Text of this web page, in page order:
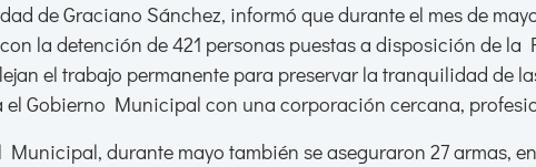
de Graciano Sánchez, informó que durante el mes de
la detención de 421 personas puestas a disposición de la
el trabajo permanente para preservar la tranquilidad de
Gobierno Municipal con una corporación cercana,
durante mayo también se aseguraron 27 armas,